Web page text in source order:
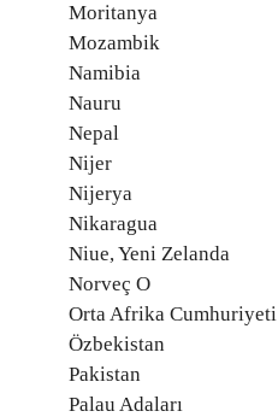
Moritanya
Mozambik
Namibia
Nauru
Nepal
Nijer
Nijerya
Nikaragua
Niue, Yeni Zelanda
Norveç O
Orta Afrika Cumhuriyeti
Özbekistan
Pakistan
Palau Adaları